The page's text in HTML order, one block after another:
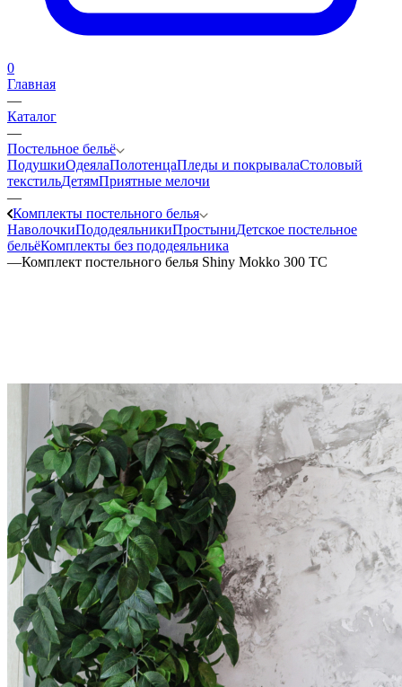
0
Главная
—
Каталог
—
Постельное бельё
ПодушкиОдеялаПолотенцаПледы и покрывалаСтоловый
текстильДетямПриятные мелочи
—
Комплекты постельного белья
НаволочкиПододеяльникиПростыниДетское постельное
бельёКомплекты без пододеяльника
—Комплект постельного белья Shiny Mokko 300 ТС